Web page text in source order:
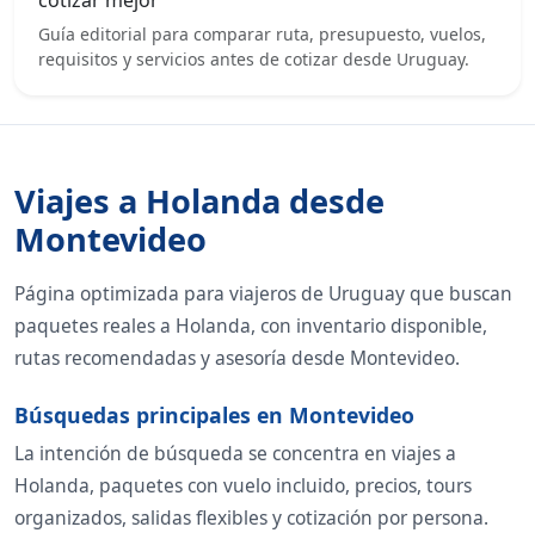
Guía editorial para comparar ruta, presupuesto, vuelos,
requisitos y servicios antes de cotizar desde Uruguay.
Viajes a Holanda desde
Montevideo
Página optimizada para viajeros de Uruguay que buscan
paquetes reales a Holanda, con inventario disponible,
rutas recomendadas y asesoría desde Montevideo.
Búsquedas principales en Montevideo
La intención de búsqueda se concentra en viajes a
Holanda, paquetes con vuelo incluido, precios, tours
organizados, salidas flexibles y cotización por persona.